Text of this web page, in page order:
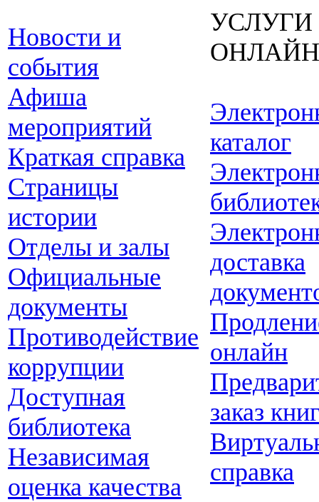
Новости и
события
Афиша
мероприятий
Краткая справка
Страницы
истории
Отделы и залы
Официальные
документы
Противодействие
коррупции
Доступная
библиотека
Независимая
оценка качества
УСЛУГИ
ОНЛАЙН
каталог
доставка
онлайн
заказ
справка